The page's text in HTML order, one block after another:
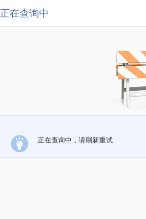
正在查询中
正在查询中，请刷新重试